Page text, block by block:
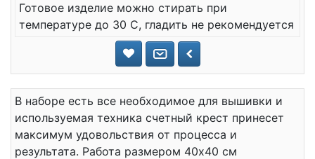
Готовое изделие можно стирать при
температуре до 30 С, гладить не рекомендуется
В наборе есть все необходимое для вышивки и
используемая техника счетный крест принесет
максимум удовольствия от процесса и
результата. Работа размером 40x40 см